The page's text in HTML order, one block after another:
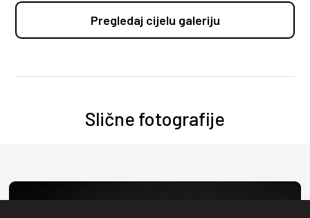
Pregledaj cijelu galeriju
Slične fotografije